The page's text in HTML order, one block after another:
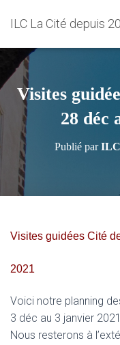
ILC La Cité depuis
Visites
28 déc
Publié par
Visites guidées Cité
2021
Voici notre planning
3 déc au 3 janvier
Nous resterons à